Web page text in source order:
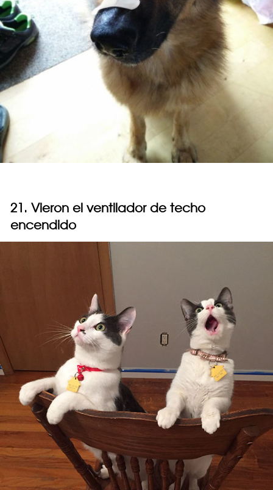
21. Vieron el ventilador de techo
encendido